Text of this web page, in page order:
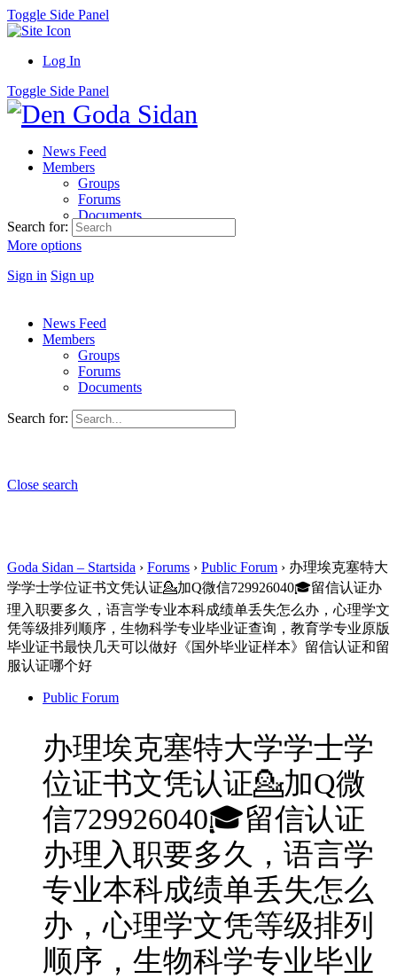
Toggle Side Panel
Log In
Toggle Side Panel
News Feed
Members
Groups
Forums
Documents
More options
Sign in Sign up
Search for:
News Feed
Members
Groups
Forums
Documents
Search for:
Close search
Goda Sidan – Startsida › Forums › Public Forum › 办理埃克塞特大
学学士学位证书文凭认证💁加Q微信729926040🎓留信认证办
理入职要多久，语言学专业本科成绩单丢失怎么办，心理学文
凭等级排列顺序，生物科学专业毕业证查询，教育学专业原版
毕业证书最快几天可以做好《国外毕业证样本》留信认证和留
服认证哪个好
Public Forum
办理埃克塞特大学学士学
位证书文凭认证💁加Q微
信729926040🎓留信认证
办理入职要多久，语言学
专业本科成绩单丢失怎么
办，心理学文凭等级排列
顺序，生物科学专业毕业